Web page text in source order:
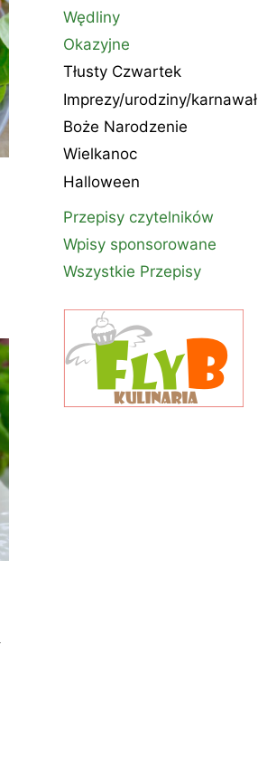
Wędliny
Okazyjne
Tłusty Czwartek
Imprezy/urodziny/karnawał
Boże Narodzenie
Wielkanoc
Halloween
Przepisy czytelników
Wpisy sponsorowane
Wszystkie Przepisy